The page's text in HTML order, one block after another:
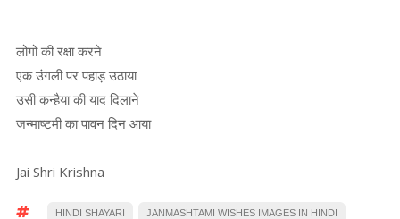
लोगो की रक्षा करने
एक उंगली पर पहाड़ उठाया
उसी कन्हैया की याद दिलाने
जन्माष्टमी का पावन दिन आया
Jai Shri Krishna
HINDI SHAYARI
JANMASHTAMI WISHES IMAGES IN HINDI